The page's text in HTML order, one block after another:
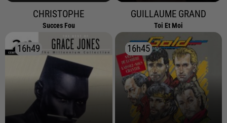
CHRISTOPHE
Succes Fou
GUILLAUME GRAND
Toi Et Moi
16h49
16h49 16h45
16h45